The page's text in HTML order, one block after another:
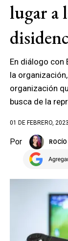
lugar a
En diálogo con
la
organización
busca de la
01 DE FEBRERO, 2023
Por